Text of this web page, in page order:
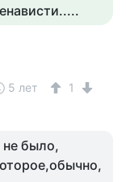
5 лет 1
не было,